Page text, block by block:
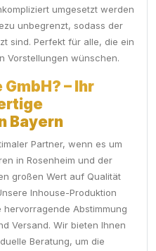
umgesetzt werden
unbegrenzt, sodass der
sind. Perfekt für alle, die ein
Vorstellungen wünschen.
– Ihr
Bayern
Partner, wenn es um
in Rosenheim und der
großen Wert auf Qualität
Inhouse-Produktion
Abstimmung
Versand. Wir bieten Ihnen
Beratung, um die